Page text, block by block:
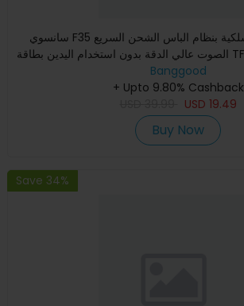
سانسوي F35 سماعة بلوتوث لاسلكية بنظام الباس الشحن السريع
Banggood
+ Upto 9.80% Cashback
USD 19.49
Buy Now
Save 34%